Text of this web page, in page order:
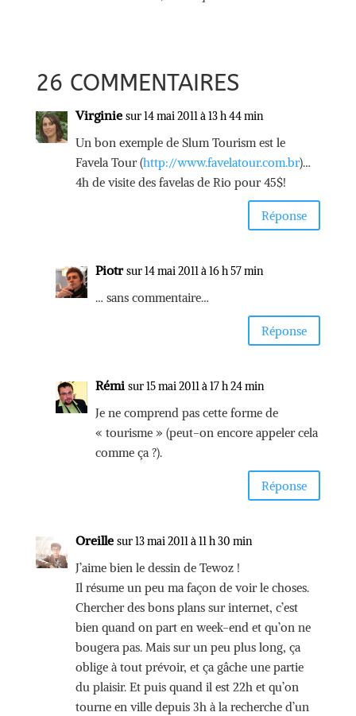
26 COMMENTAIRES
Virginie sur 14 mai 2011 à 13 h 44 min
Un bon exemple de Slum Tourism est le
Favela Tour (http://www.favelatour.com.br)…
4h de visite des favelas de Rio pour 45$!
Réponse
Piotr sur 14 mai 2011 à 16 h 57 min
… sans commentaire…
Réponse
Rémi sur 15 mai 2011 à 17 h 24 min
Je ne comprend pas cette forme de
« tourisme » (peut-on encore appeler cela
comme ça ?).
Réponse
Oreille sur 13 mai 2011 à 11 h 30 min
J’aime bien le dessin de Tewoz !
Il résume un peu ma façon de voir le choses.
Chercher des bons plans sur internet, c’est
bien quand on part en week-end et qu’on ne
bougera pas. Mais sur un peu plus long, ça
oblige à tout prévoir, et ça gâche une partie
du plaisir. Et puis quand il est 22h et qu’on
tourne en ville depuis 3h à la recherche d’un